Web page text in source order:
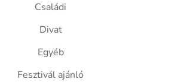
Családi
Divat
Egyéb
Fesztivál ajánló